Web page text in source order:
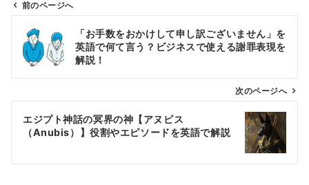
ン
前のページへ
「お手数をおかけして申し訳ございません」を
英語で何て言う？ビジネスで使える謝罪表現を
解説！
次のページへ
エジプト神話の冥界の神【アヌビス
（Anubis）】役割やエピソードを英語で解説